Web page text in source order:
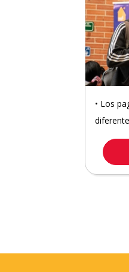
• Los